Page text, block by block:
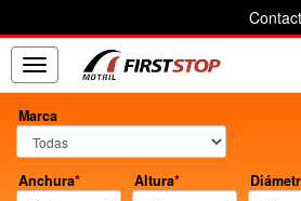
Toggle
navigation
Marca
Anchura* Altura*